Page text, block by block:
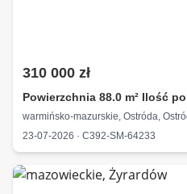
310 000 zł
Powierzchnia 88.0 m² Ilość
warmińsko-mazurskie, Ostróda,
23-07-2026 · C392-SM-64233